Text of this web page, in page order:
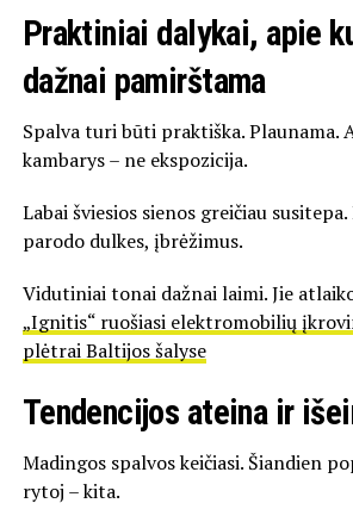
Praktiniai dalykai, apie
dažnai pamirštama
Spalva turi būti praktiška. Plaunama.
kambarys – ne ekspozicija.
Labai šviesios sienos greičiau
parodo dulkes, įbrėžimus.
Vidutiniai tonai dažnai laimi. Jie
„Ignitis“ ruošiasi elektromobilių
plėtrai Baltijos šalyse
Tendencijos ateina ir
Madingos spalvos keičiasi. Šiandien
rytoj – kita.